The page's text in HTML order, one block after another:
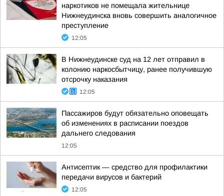
наркотиков не помещала жительнице
Нижнеудинска вновь совершить аналогичное
преступление
12:05
В Нижнеудинске суд на 12 лет отправил в
колонию наркосбытчицу, ранее получившую
отсрочку наказания
12:05
Пассажиров будут обязательно оповещать
об изменениях в расписании поездов
дальнего следования
12:05
Антисептик — средство для профилактики
передачи вирусов и бактерий
12:05